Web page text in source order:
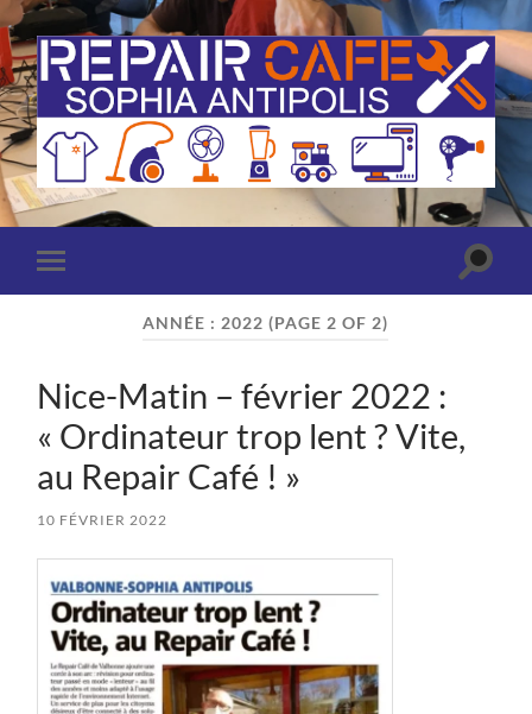
Repair
Café
Sophia
mobile
Toggle
ANNÉE : 2022 (PAGE 2 OF 2)
Nice-Matin – février 2022 :
« Ordinateur trop lent ? Vite,
au Repair Café ! »
10 FÉVRIER 2022